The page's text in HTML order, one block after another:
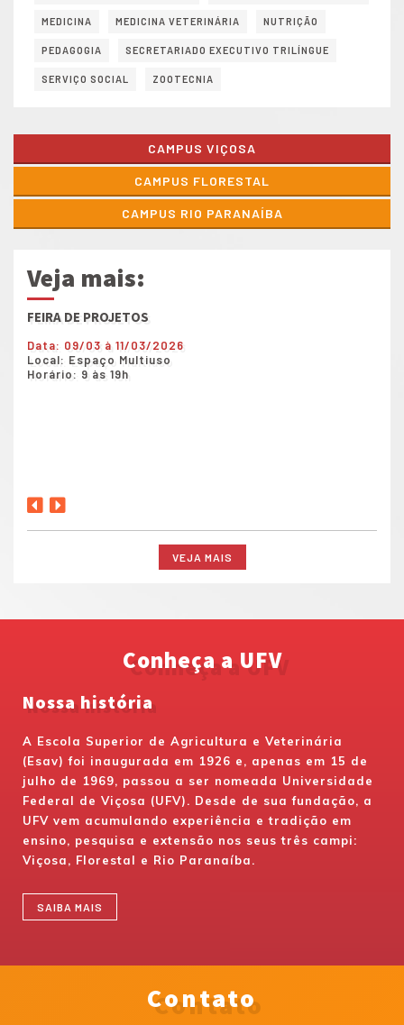
MEDICINA MEDICINA VETERINÁRIA NUTRIÇÃO
PEDAGOGIA SECRETARIADO EXECUTIVO TRILÍNGUE
SERVIÇO SOCIAL ZOOTECNIA
CAMPUS VIÇOSA
CAMPUS FLORESTAL
CAMPUS RIO PARANAÍBA
Veja mais:
FEIRA DE PROJETOS
Data: 09/03 à 11/03/2026
Local: Espaço Multiuso
Horário: 9 às 19h
VEJA MAIS
Conheça a UFV
Nossa história
A Escola Superior de Agricultura e Veterinária
(Esav) foi inaugurada em 1926 e, apenas em 15 de
julho de 1969, passou a ser nomeada Universidade
Federal de Viçosa (UFV). Desde de sua fundação, a
UFV vem acumulando experiência e tradição em
ensino, pesquisa e extensão nos seus três campi:
Viçosa, Florestal e Rio Paranaíba.
SAIBA MAIS
Contato